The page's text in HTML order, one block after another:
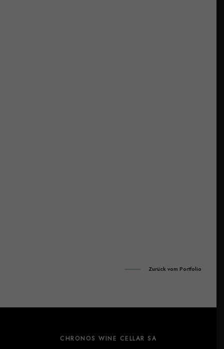
Zurück vom Portfolio
CHRONOS WINE CELLAR SA